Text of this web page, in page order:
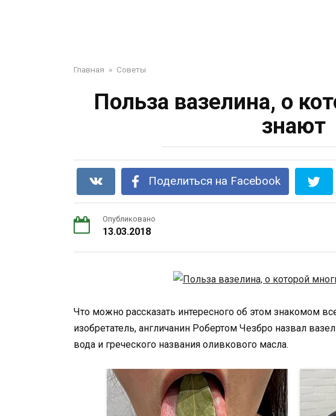
Главная » Советы
Польза вазелина, о
знают
Поделиться на Facebook
Опубликовано
13.03.2018
Что можно рассказать интересного об этом знакомом
изобретатель, англичанин Робертом Чезбро назвал
вода и греческого названия оливкового масла.